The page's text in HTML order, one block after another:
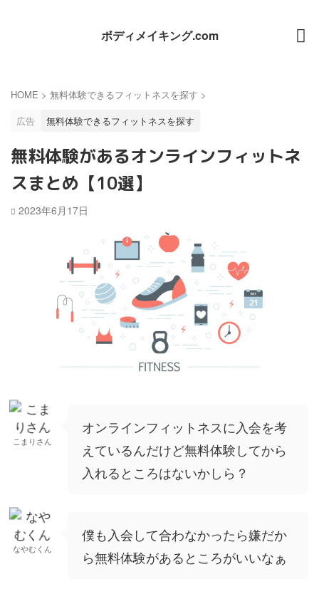
ボディメイキング.com
HOME > 無料体験できるフィットネスを探す >
広告
無料体験できるフィットネスを探す
無料体験があるオンラインフィットネ
スまとめ【10選】
2023年6月17日
こまりさん
オンラインフィットネスに入会を考
えているんだけど無料体験してから
入れるところはないかしら？
なやむくん
僕も入会して合わなかったら嫌だか
ら無料体験があるところがいいなぁ